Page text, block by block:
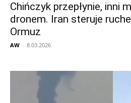
Chińczyk przepłynie, inni
dronem. Iran steruje
Ormuz
AW - 8.03.2026